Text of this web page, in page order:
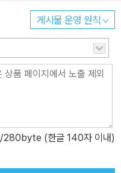
게시물 운영 원칙
/280byte (한글 140자 이내)